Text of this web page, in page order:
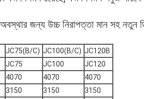
জন্য উচ্চ নিরাপত্তা মান সহ নতুন
JC75(B/C) JC100(B/C) JC120B
JC75 JC100
JC120
4070 4070
4070
3150 3150
3150